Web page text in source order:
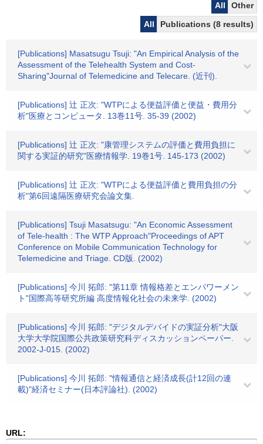
All
Other
All
Publications (8 results)
[Publications] Masatsugu Tsuji: "An Empirical Analysis of the
Assessment of the Telehealth System and Cost-
Sharing"Journal of Telemedicine and Telecare. (近刊).
[Publications] 辻 正次: "WTPによる便益評価と便益・費用分
析"医療とコンピュータ. 13巻11号. 35-39 (2002)
[Publications] 辻 正次: "康管理システムの評価と費用負担に
関する実証的研究"医療情報学. 19巻1号. 145-173 (2002)
[Publications] 辻 正次: "WTPによる便益評価と費用負担の分
析"第6回遠隔医療研究会論文集.
[Publications] Tsuji Masatsugu: "An Economic Assessment
of Tele-health : The WTP Approach"Proceedings of APT
Conference on Mobile Communication Technology for
Telemedicine and Triage. CD版. (2002)
[Publications] 今川 拓郎: "第11章 情報格差とエンパワーメン
ト"国際高等研究所編 高度情報化社会の未来学. (2002)
[Publications] 今川 拓郎: "デジタルデバイドの実証分析"大阪
大学大学院国際公共政策研究科ディスカッションペーパー.
2002-J-015. (2002)
[Publications] 今川 拓郎: "情報通信と経済成長(計12回の連
載)"経済セミナー(日本評論社). (2002)
URL: